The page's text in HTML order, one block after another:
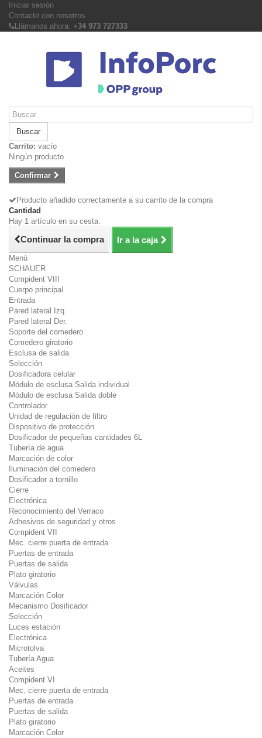
Iniciar sesión
Contacte con nosotros
Llámanos ahora: +34 973 727333
Buscar
Carrito: vacío
Ningún producto
Confirmar
Producto añadido correctamente a su carrito de la compra
Cantidad
Hay 1 artículo en su cesta.
Continuar la compra Ir a la caja
Menú
SCHAUER
Compident VIII
Cuerpo principal
Entrada
Pared lateral Izq.
Pared lateral Der.
Soporte del comedero
Comedero giratorio
Esclusa de salida
Selección
Dosificadora celular
Módulo de esclusa Salida individual
Módulo de esclusa Salida doble
Controlador
Unidad de regulación de filtro
Dispositivo de protección
Dosificador de pequeñas cantidades 6L
Tubería de agua
Marcación de color
Iluminación del comedero
Dosificador a tornillo
Cierre
Electrónica
Reconocimiento del Verraco
Adhesivos de seguridad y otros
Compident VII
Mec. cierre puerta de entrada
Puertas de entrada
Puertas de salida
Plato giratorio
Válvulas
Marcación Color
Mecanismo Dosificador
Selección
Luces estación
Electrónica
Microtolva
Tubería Agua
Aceites
Compident VI
Mec. cierre puerta de entrada
Puertas de entrada
Puertas de salida
Plato giratorio
Marcación Color